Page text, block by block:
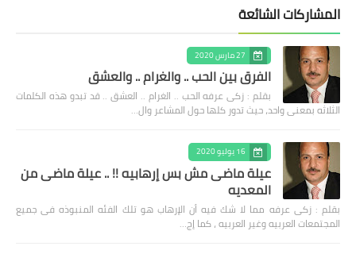
المشاركات الشائعة
27 مارس 2020
الفرق بين الحب .. والغرام .. والعشق
بقلم : زكى عرفه الحب .. الغرام .. العشق .. قد تبدو هذه الكلمات
الثلاثه بمعنى واحد، حيث تدور كلها حول المشاعر وال…
16 يوليو 2020
عيلة ماضى مش بس إرهابيه !! .. عيلة ماضى من
المعديه
بقلم : زكى عرفه مما لا شك فيه أن الإرهاب هو تلك الفئه المنبوذه فى جميع
المجتمعات العربيه وغير العربيه ، كما إج…